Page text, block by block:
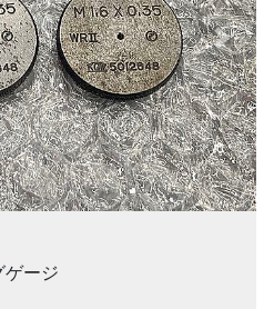
Next
ゲージ